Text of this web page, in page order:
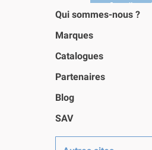
Qui sommes-nous ?
Marques
Catalogues
Partenaires
Blog
SAV